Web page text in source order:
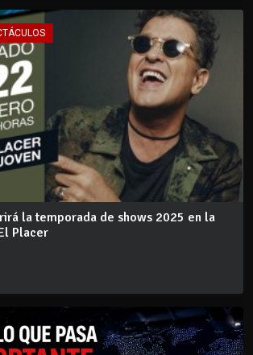
la temporada de shows 2025 en la
Placer